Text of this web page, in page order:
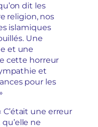
dit les
religion, nos
islamiques
Une
et une
cette horreur
et
pour les
C’était une erreur
ne